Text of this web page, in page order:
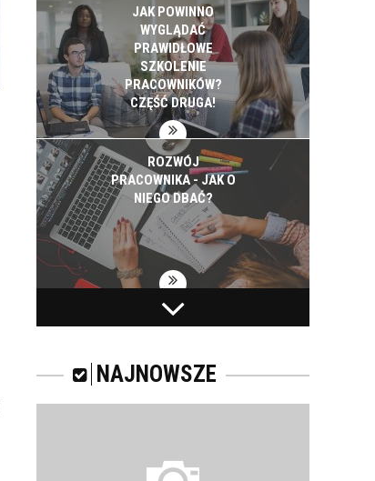
JAK POWINNO
WYGLĄDAĆ
PRAWIDŁOWE
SZKOLENIE
PRACOWNIKÓW?
CZĘŚĆ DRUGA!
ROZWÓJ
PRACOWNIKA - JAK O
NIEGO DBAĆ?
PRACOWNICY -
CZEMU WARTO ICH
JAKIE SĄ RODZAJE
NAJNOWSZE